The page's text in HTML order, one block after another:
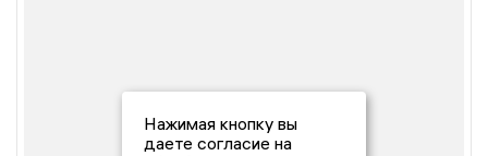
Нажимая кнопку вы
даете согласие на